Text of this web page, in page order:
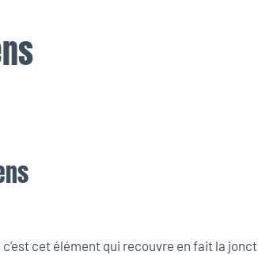
cet élément qui recouvre en fait la